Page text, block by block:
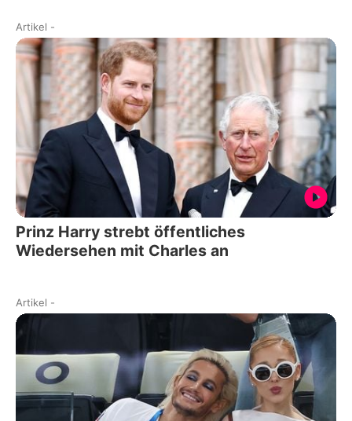
Artikel -
Prinz Harry strebt öffentliches
Wiedersehen mit Charles an
Artikel -